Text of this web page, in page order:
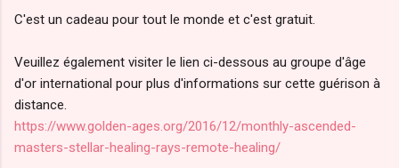
C'est un cadeau pour tout le monde et c'est gratuit.
Veuillez également visiter le lien ci-dessous au groupe d'âge
d'or international pour plus d'informations sur cette guérison à
distance.
https://www.golden-ages.org/2016/12/monthly-ascended-
masters-stellar-healing-rays-remote-healing/